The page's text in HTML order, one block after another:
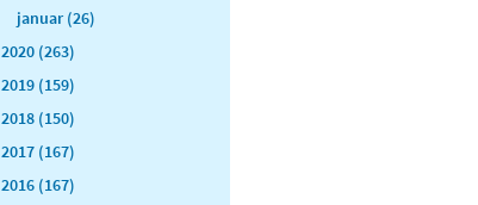
januar (26)
2020 (263)
2019 (159)
2018 (150)
2017 (167)
2016 (167)